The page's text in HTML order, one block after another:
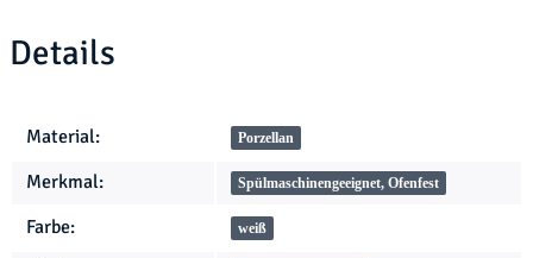
Details
Produkteigenschaft
Wert
Material: Porzellan
Merkmal: Spülmaschinengeeignet, Ofenfest
Farbe: weiß